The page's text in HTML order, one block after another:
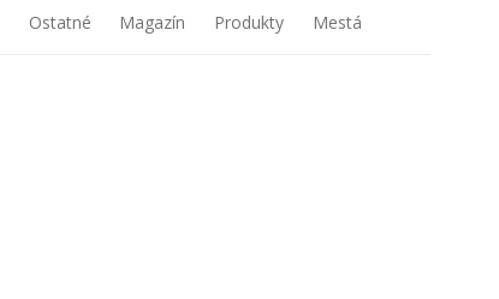
Ostatné Magazín Produkty Mestá